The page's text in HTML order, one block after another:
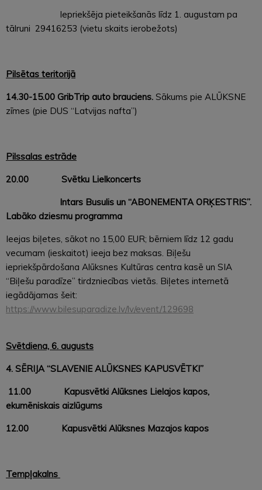
Iepriekšēja pieteikšanās līdz 1. augustam pa
tālruni 29416253 (vietu skaits ierobežots)
Pilsētas teritorijā
14.30-15.00 GribTrip auto brauciens. Sākums pie ALŪKSNE
zīmes (pie DUS “Latvijas nafta”)
Pilssalas estrāde
20.00 Svētku Lielkoncerts
Intars Busulis un “ABONEMENTA ORĶESTRIS”.
Labāko dziesmu programma
Ieejas biļetes, sākot no 15,00 EUR; bērniem līdz 12 gadu
vecumam (ieskaitot) ieeja bez maksas. Biļešu
iepriekšpārdošana Alūksnes Kultūras centra kasē un SIA
“Biļešu paradīze” tirdzniecības vietās. Biļetes internetā
iegādājamas šeit:
https://www.bilesuparadize.lv/lv/event/129698
Svētdiena, 6. augusts
4. SĒRIJA “SLAVENIE ALŪKSNES KAPUSVĒTKI”
11.00
Kapusvētki Alūksnes Lielajos kapos,
ekumēniskais aizlūgums
12.00 Kapusvētki Alūksnes Mazajos kapos
Tempļakalns